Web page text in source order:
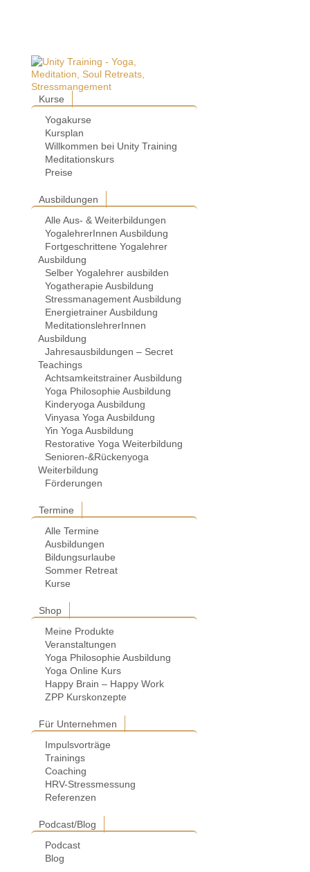
Kurse
Yogakurse
Kursplan
Willkommen bei Unity Training
Meditationskurs
Preise
Ausbildungen
Alle Aus- & Weiterbildungen
YogalehrerInnen Ausbildung
Fortgeschrittene Yogalehrer
Ausbildung
Selber Yogalehrer ausbilden
Yogatherapie Ausbildung
Stressmanagement Ausbildung
Energietrainer Ausbildung
MeditationslehrerInnen
Ausbildung
Jahresausbildungen – Secret
Teachings
Achtsamkeitstrainer Ausbildung
Yoga Philosophie Ausbildung
Kinderyoga Ausbildung
Vinyasa Yoga Ausbildung
Yin Yoga Ausbildung
Restorative Yoga Weiterbildung
Senioren-&Rückenyoga
Weiterbildung
Förderungen
Termine
Alle Termine
Ausbildungen
Bildungsurlaube
Sommer Retreat
Kurse
Shop
Meine Produkte
Veranstaltungen
Yoga Philosophie Ausbildung
Yoga Online Kurs
Happy Brain – Happy Work
ZPP Kurskonzepte
Für Unternehmen
Impulsvorträge
Trainings
Coaching
HRV-Stressmessung
Referenzen
Podcast/Blog
Podcast
Blog